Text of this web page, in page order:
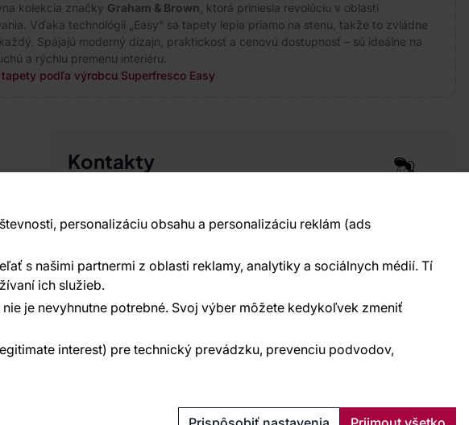
personalizáciu obsahu a personalizáciu reklám (ads
s našimi partnermi z oblasti reklamy, analytiky a sociálnych médií. Tí
ich služieb.
je nevyhnutne potrebné. Svoj výber môžete kedykoľvek zmeniť
interest) pre technický prevádzku, prevenciu podvodov,
kolekcia značky Graham & Brown , ktorá priniesla revolúciu v oblasti
Vďaka technológii „Easy“ sa tapety lepia priamo na stenu, takže to zvládne
Spájajú moderný dizajn, praktickosť a cenovú dostupnosť – sú ideálne na
a rýchlu premenu interiéru.
podľa výrobcu Superfresco Easy
Kontakty
Vavex 1990 s.r.o., IČ: 26776251, DIČ: CZ26776251
Ďalšie kontakty
Ochrana osobných údajovCookies